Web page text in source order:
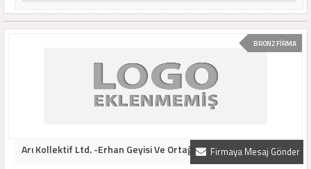
BRONZ FİRMA
Firmaya Mesaj Gönder
Arı Kollektif Ltd. -Erhan Geyisi Ve Ortağı